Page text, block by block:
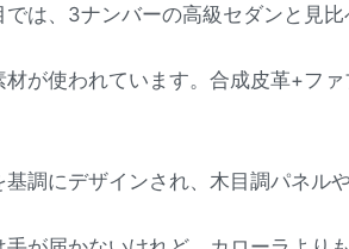
は、3ナンバーの高級セダンと見比
材が使われています。合成皮革+フ
調にデザインされ、木目調パネル